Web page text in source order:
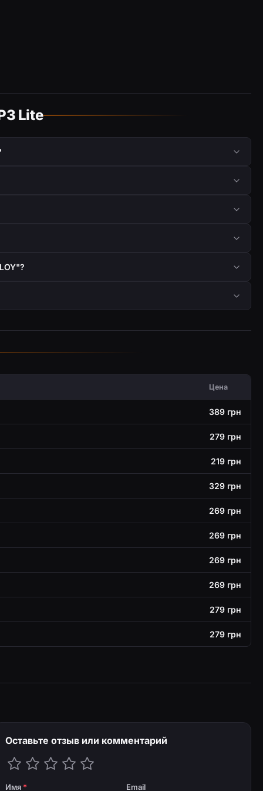
Lite
Цена
389 грн
279 грн
219 грн
329 грн
269 грн
269 грн
269 грн
269 грн
279 грн
279 грн
Оставьте отзыв или комментарий
Имя * Email